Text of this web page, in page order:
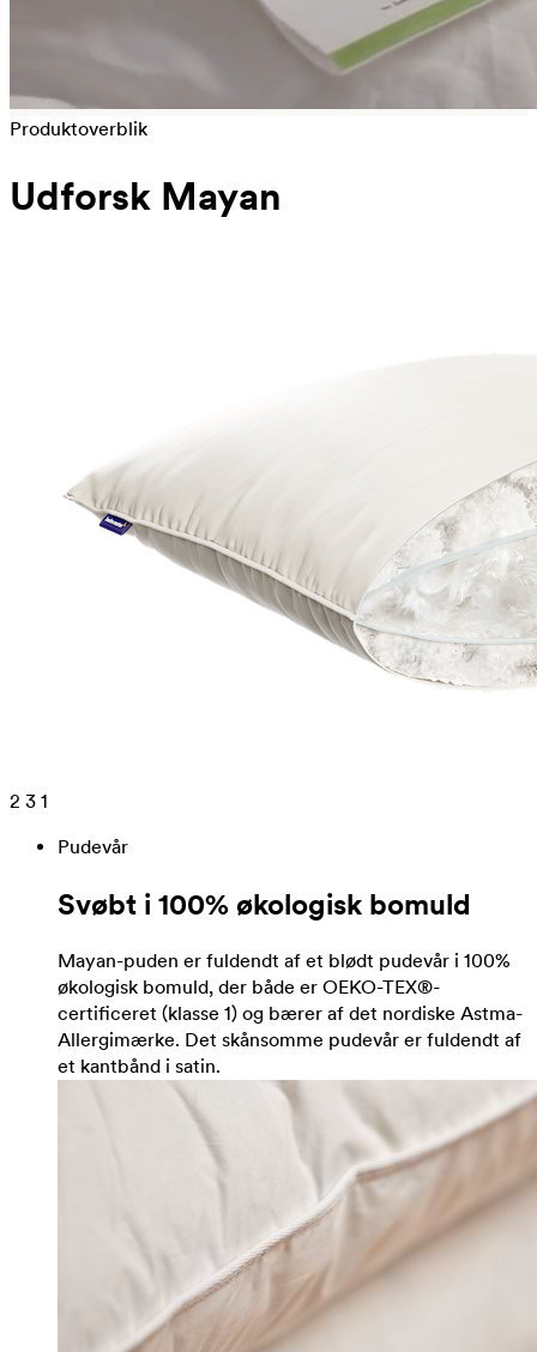
Produktoverblik
Udforsk Mayan
2 3 1
Pudevår
Svøbt i 100% økologisk bomuld
Mayan-puden er fuldendt af et blødt pudevår i 100%
økologisk bomuld, der både er OEKO-TEX®-
certificeret (klasse 1) og bærer af det nordiske Astma-
Allergimærke. Det skånsomme pudevår er fuldendt af
et kantbånd i satin.